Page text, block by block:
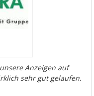
Anzeigen auf
sehr gut gelaufen.